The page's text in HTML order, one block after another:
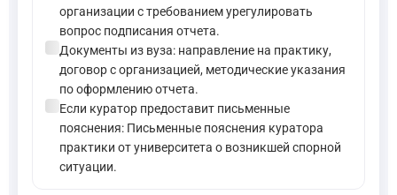
организации с требованием урегулировать
вопрос подписания отчета.
Документы из вуза: направление на практику,
договор с организацией, методические указания
по оформлению отчета.
Если куратор предоставит письменные
пояснения: Письменные пояснения куратора
практики от университета о возникшей спорной
ситуации.